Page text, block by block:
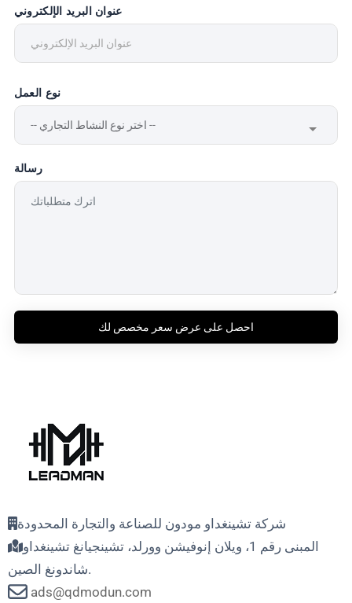
عنوان البريد الإلكتروني
نوع العمل
رسالة
احصل على عرض سعر مخصص لك
شركة تشينغداو مودون للصناعة والتجارة المحدودة
المبنى رقم 1، ويلان إنوفيشن وورلد، تشينجيانغ تشينغداو
شاندونغ الصين.
ads@qdmodun.com